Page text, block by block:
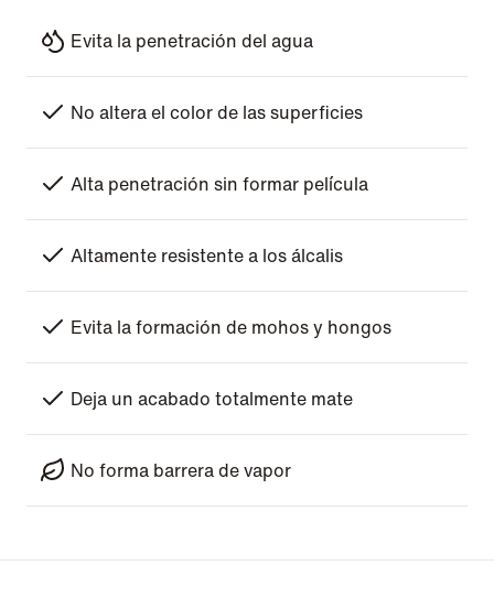
Evita la penetración del agua
No altera el color de las superficies
Alta penetración sin formar película
Altamente resistente a los álcalis
Evita la formación de mohos y hongos
Deja un acabado totalmente mate
No forma barrera de vapor